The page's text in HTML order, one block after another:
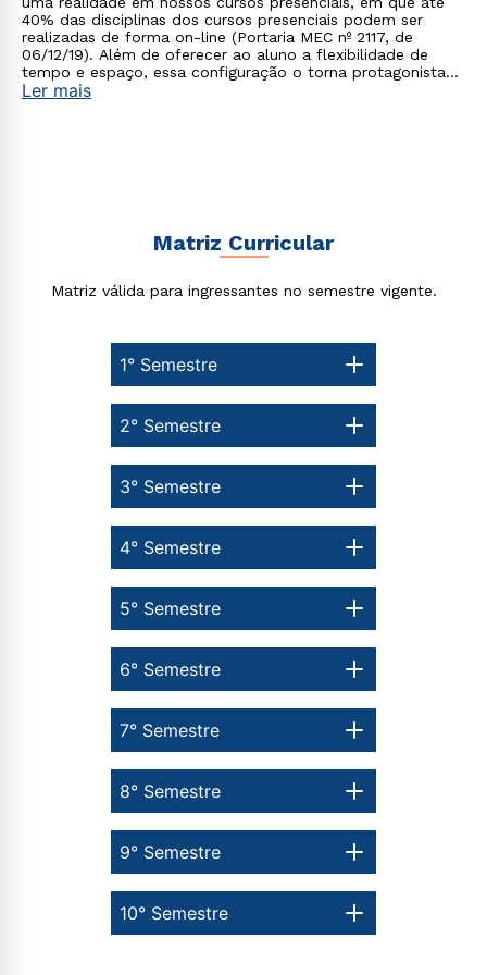
40% das disciplinas dos cursos presenciais podem ser
realizadas de forma on-line (Portaria MEC nº 2117, de
06/12/19). Além de oferecer ao aluno a flexibilidade de
tempo e espaço, essa configuração o torna protagonista
no processo de construção do seu conhecimento.
Ler mais
Matriz Curricular
Matriz válida para ingressantes no semestre vigente.
1° Semestre
10° Semestre
9° Semestre
8° Semestre
7° Semestre
6° Semestre
5° Semestre
4° Semestre
3° Semestre
2° Semestre
Rápido e fácil
WhatsApp
ou
Estou de acordo com a Política de Privacidade.
autorizo que meus dados sejam utilizados para o